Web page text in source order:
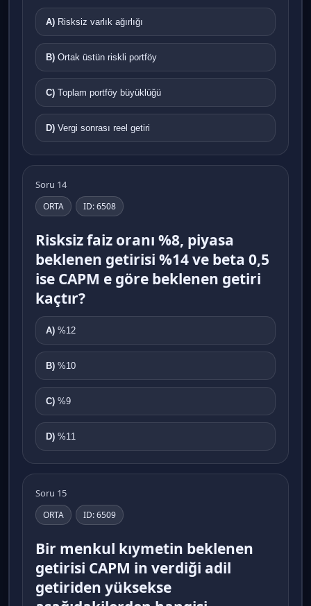
A) Risksiz varlık ağırlığı
B) Ortak üstün riskli portföy
C) Toplam portföy büyüklüğü
D) Vergi sonrası reel getiri
Soru 14
ORTA ID: 6508
Risksiz faiz oranı %8, piyasa
beklenen getirisi %14 ve beta 0,5
ise CAPM e göre beklenen getiri
kaçtır?
A) %12
B) %10
C) %9
D) %11
Soru 15
ORTA ID: 6509
Bir menkul kıymetin beklenen
getirisi CAPM in verdiği adil
getiriden yüksekse